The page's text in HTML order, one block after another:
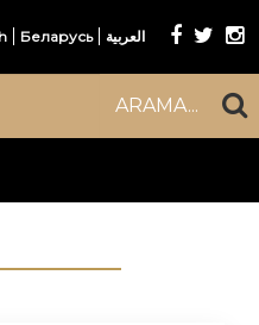
Беларусь العربية
ARAMA...